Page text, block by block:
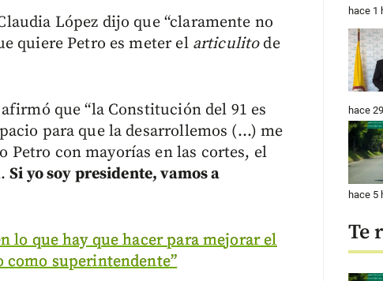
López dijo que “claramente no
quiere Petro es meter el articulitode
que “la Constitución del 91 es
para que la desarrollemos (...) me
con mayorías en las cortes, el
Si yo soy presidente, vamos a
lo que hay que hacer para mejorar el
como superintendente”
hace 1
hace
hace 5
Te